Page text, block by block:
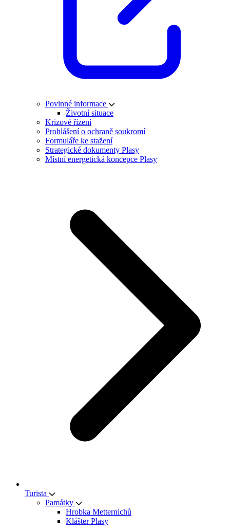
Povinné informace
Životní situace
Krizové řízení
Prohlášení o ochraně soukromí
Formuláře ke stažení
Strategické dokumenty Plasy
Místní energetická koncepce Plasy
Turista
Památky
Hrobka Metternichů
Klášter Plasy